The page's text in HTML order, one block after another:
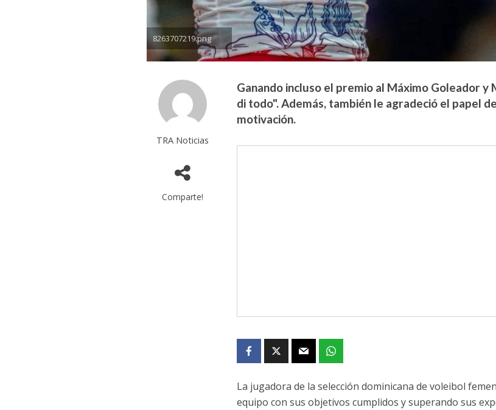
8263707219.png
TRA Noticias
Comparte!
Ganando incluso el premio al Máximo Goleador y
di todo". Además, también le agradeció el papel
motivación.
La jugadora de la selección dominicana de voleibol
equipo con sus objetivos cumplidos y superando sus